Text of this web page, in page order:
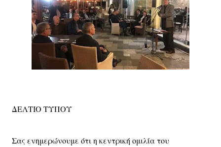
ΔΕΛΤΙΟ ΤΥΠΟΥ
Σας ενημερώνουμε ότι η κεντρική ομιλία του